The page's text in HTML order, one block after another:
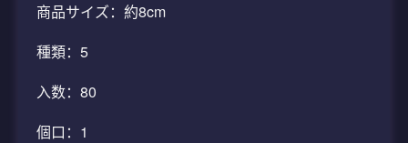
商品サイズ：約8cm
種類：5
入数：80
個口：1